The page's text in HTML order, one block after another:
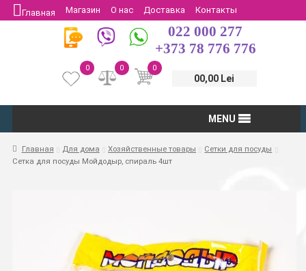
Главная Магазин О нас Доставка
Контакты
Защита потребителей
Возврат
022 000 277
+373 78 776 776
0
00,00 Lei
0
0
MENU
Главная Для дома Хозяйственные товары
Сетки для посуды
Сетка для посуды Мойдодыр, спираль 4шт